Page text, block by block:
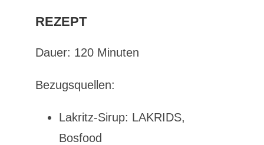
REZEPT
Dauer: 120 Minuten
Bezugsquellen:
Lakritz-Sirup: LAKRIDS,
Bosfood